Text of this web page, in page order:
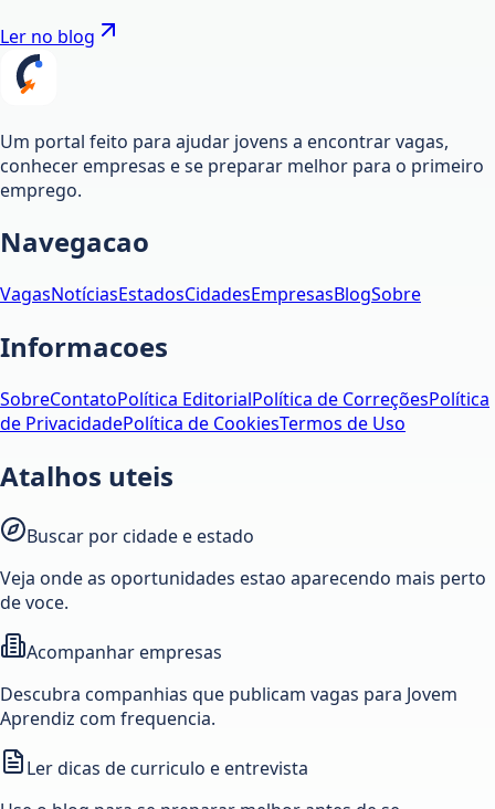
Ler no blog
Um portal feito para ajudar jovens a encontrar vagas,
conhecer empresas e se preparar melhor para o primeiro
emprego.
Navegacao
VagasNotíciasEstadosCidadesEmpresasBlogSobre
Informacoes
SobreContatoPolítica EditorialPolítica de CorreçõesPolítica
de PrivacidadePolítica de CookiesTermos de Uso
Atalhos uteis
Buscar por cidade e estado
Veja onde as oportunidades estao aparecendo mais perto
de voce.
Acompanhar empresas
Descubra companhias que publicam vagas para Jovem
Aprendiz com frequencia.
Ler dicas de curriculo e entrevista